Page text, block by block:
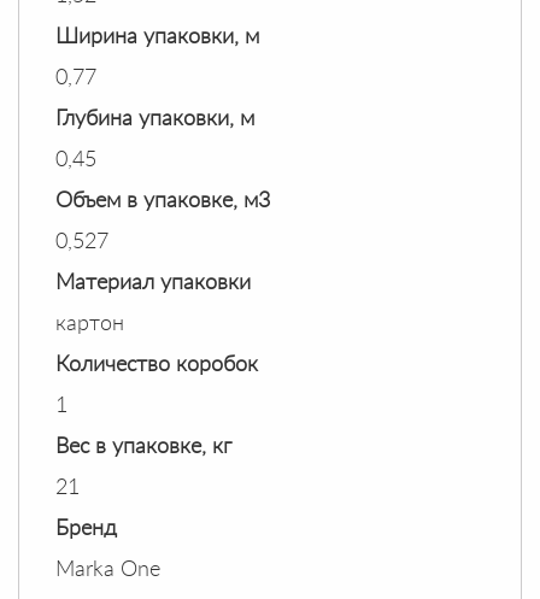
Ширина упаковки, м
0,77
Глубина упаковки, м
0,45
Объем в упаковке, м3
0,527
Материал упаковки
картон
Количество коробок
1
Вес в упаковке, кг
21
Бренд
Marka One